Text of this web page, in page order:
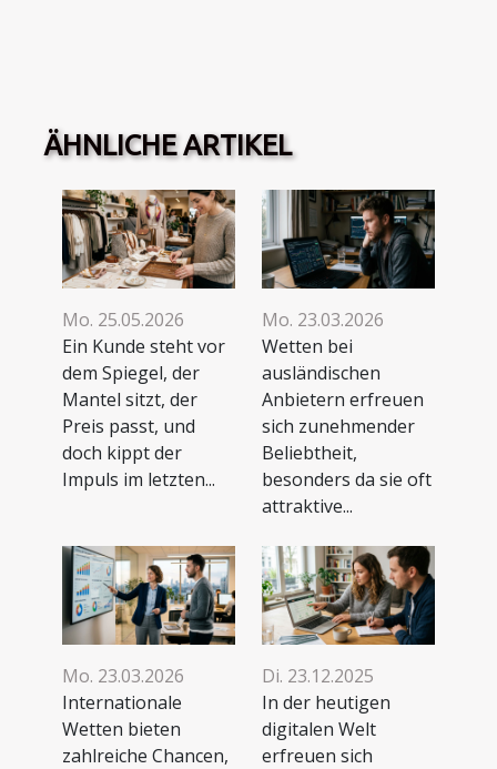
ÄHNLICHE ARTIKEL
Mo. 25.05.2026
Ein Kunde steht vor
dem Spiegel, der
Mantel sitzt, der
Preis passt, und
doch kippt der
Impuls im letzten...
Mo. 23.03.2026
Wetten bei
ausländischen
Anbietern erfreuen
sich zunehmender
Beliebtheit,
besonders da sie oft
attraktive...
Mo. 23.03.2026
Internationale
Wetten bieten
zahlreiche Chancen,
Di. 23.12.2025
In der heutigen
digitalen Welt
erfreuen sich